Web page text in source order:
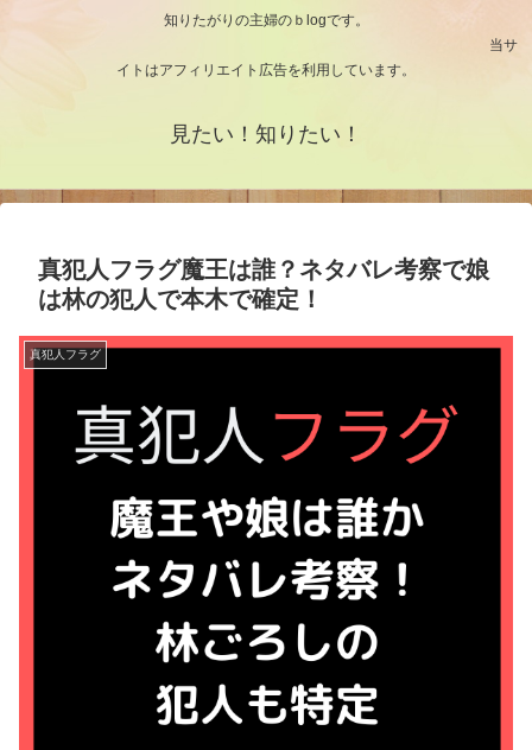
知りたがりの主婦のｂlogです。
当サ
イトはアフィリエイト広告を利用しています。
見たい！知りたい！
真犯人フラグ魔王は誰？ネタバレ考察で娘
は林の犯人で本木で確定！
真犯人フラグ